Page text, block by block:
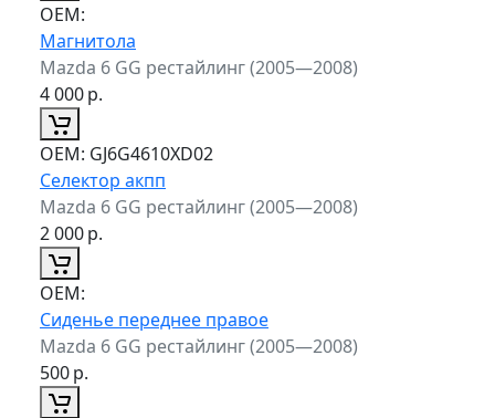
ОЕМ:
Магнитола
Mazda 6 GG рестайлинг (2005—2008)
4 000р.
ОЕМ: GJ6G4610XD02
Селектор акпп
Mazda 6 GG рестайлинг (2005—2008)
2 000р.
ОЕМ:
Сиденье переднее правое
Mazda 6 GG рестайлинг (2005—2008)
500р.